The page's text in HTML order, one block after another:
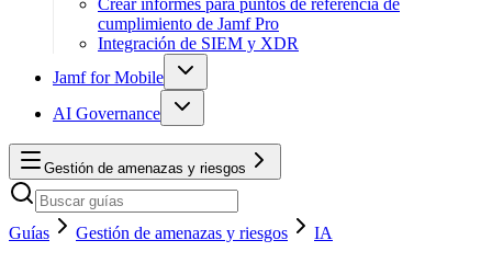
cumplimiento de Jamf Pro
Integración de SIEM y XDR
Jamf for Mobile
AI Governance
Gestión de amenazas y riesgos
Guías Gestión de amenazas y riesgos IA